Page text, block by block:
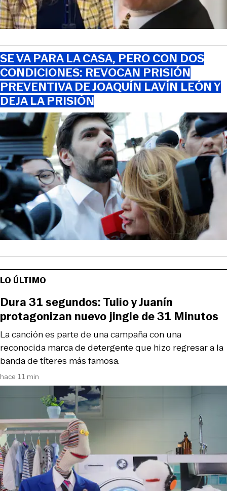
SE VA PARA LA CASA, PERO CON DOS
CONDICIONES: REVOCAN PRISIÓN
PREVENTIVA DE JOAQUÍN LAVÍN LEÓN Y
DEJA LA PRISIÓN
LO ÚLTIMO
hace 11 min
La canción es parte de una campaña con una
reconocida marca de detergente que hizo regresar a la
banda de títeres más famosa.
Dura 31 segundos: Tulio y Juanín
protagonizan nuevo jingle de 31 Minutos